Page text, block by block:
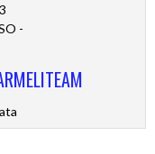
-